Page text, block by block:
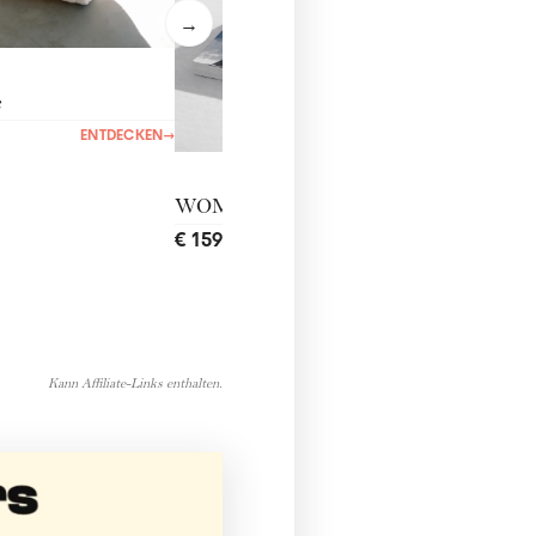
→
ENTDECKEN→
WOMANtreatment
€ 159,00
Kann Affiliate-Links enthalten.